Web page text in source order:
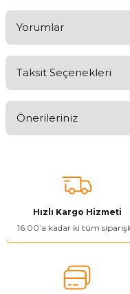
Yorumlar
Taksit Seçenekleri
Önerileriniz
tarafımıza iletebilirsiniz.
Görüş ve önerileriniz için
Ürün resmi kalitesiz,
Ürün bilgilerinde hatalar
Ürün fiyatı diğer sitelerden
Hızlı Kargo Hizmeti
16:00’a kadar ki tüm